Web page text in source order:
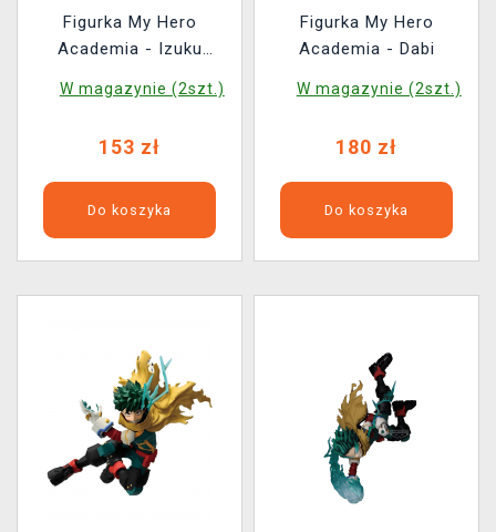
Figurka My Hero
Academia - Izuku
W magazynie (2szt.)
153 zł
Do koszyka
Figurka My Hero
Academia - Dabi
W magazynie (2szt.)
180 zł
Do koszyka